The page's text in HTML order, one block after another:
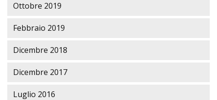
Ottobre 2019
Febbraio 2019
Dicembre 2018
Dicembre 2017
Luglio 2016